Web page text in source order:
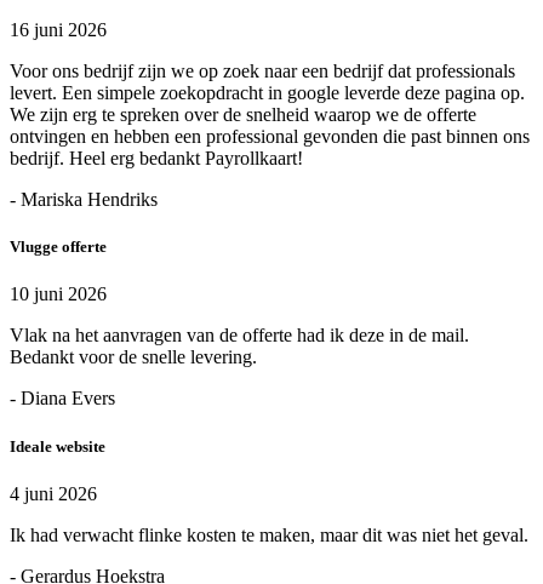
16 juni 2026
Voor ons bedrijf zijn we op zoek naar een bedrijf dat professionals
levert. Een simpele zoekopdracht in google leverde deze pagina op.
We zijn erg te spreken over de snelheid waarop we de offerte
ontvingen en hebben een professional gevonden die past binnen ons
bedrijf. Heel erg bedankt Payrollkaart!
- Mariska Hendriks
Vlugge offerte
10 juni 2026
Vlak na het aanvragen van de offerte had ik deze in de mail.
Bedankt voor de snelle levering.
- Diana Evers
Ideale website
4 juni 2026
Ik had verwacht flinke kosten te maken, maar dit was niet het geval.
- Gerardus Hoekstra